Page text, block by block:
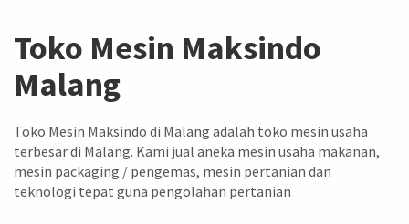
Toko Mesin Maksindo
Malang
Toko Mesin Maksindo di Malang adalah toko mesin usaha
terbesar di Malang. Kami jual aneka mesin usaha makanan,
mesin packaging / pengemas, mesin pertanian dan
teknologi tepat guna pengolahan pertanian